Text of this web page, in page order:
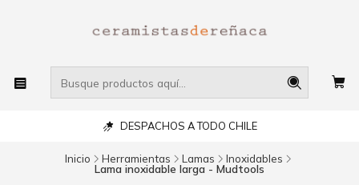
DESPACHOS A TODO CHILE
Inicio Herramientas Lamas Inoxidables
Lama inoxidable larga - Mudtools